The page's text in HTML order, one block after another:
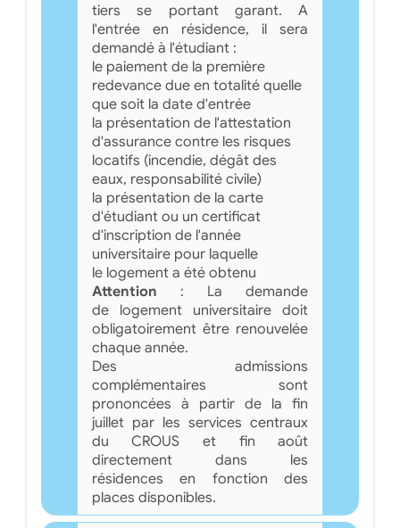
tiers se portant garant. A
l'entrée en résidence, il sera
demandé à l'étudiant :
le paiement de la première
redevance due en totalité quelle
que soit la date d'entrée
la présentation de l'attestation
d'assurance contre les risques
locatifs (incendie, dégât des
eaux, responsabilité civile)
la présentation de la carte
d'étudiant ou un certificat
d'inscription de l'année
universitaire pour laquelle
le logement a été obtenu
Attention : La demande
de logement universitaire doit
obligatoirement être renouvelée
chaque année.
Des admissions
complémentaires sont
prononcées à partir de la fin
juillet par les services centraux
du CROUS et fin août
directement dans les
résidences en fonction des
places disponibles.